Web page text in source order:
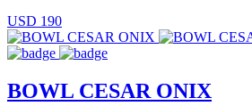
USD 190
BOWL CESAR ONIX